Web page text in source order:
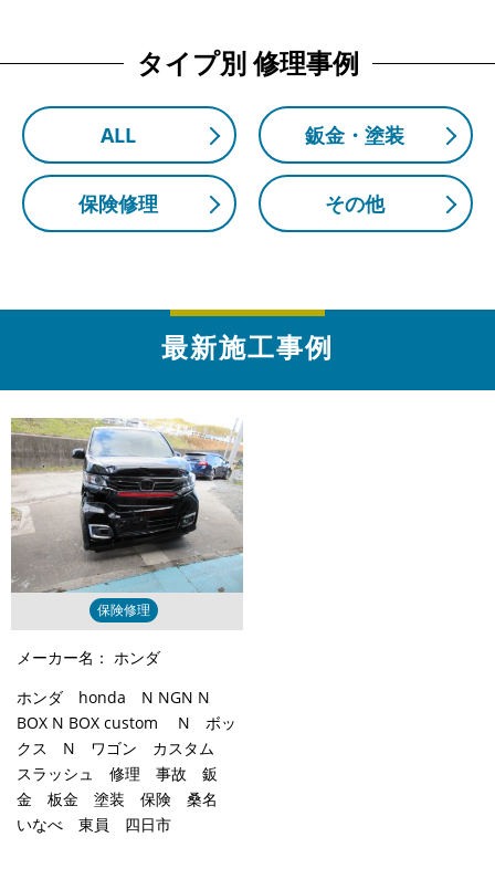
タイプ別 修理事例
ALL 鈑金・塗装
保険修理 その他
最新施工事例
保険修理
メーカー名： ホンダ
ホンダ honda N NGN N
BOX N BOX custom N ボッ
クス N ワゴン カスタム
スラッシュ 修理 事故 鈑
金 板金 塗装 保険 桑名
いなべ 東員 四日市